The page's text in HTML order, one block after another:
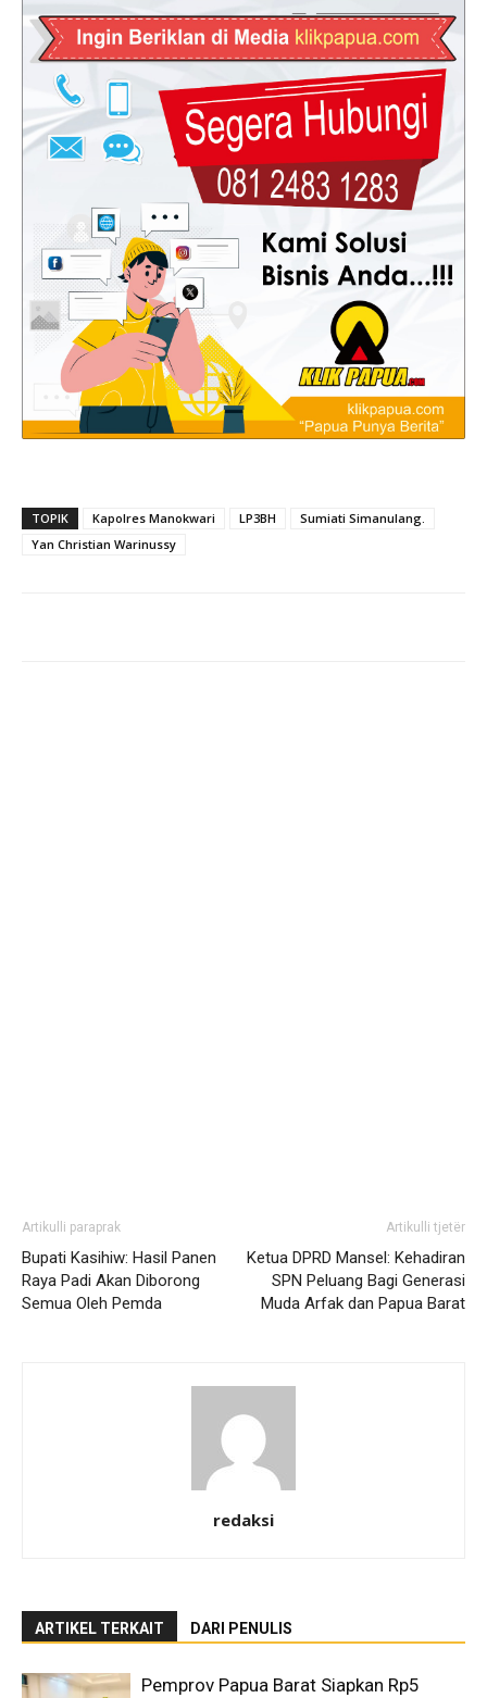
TOPIK Kapolres Manokwari LP3BH
Sumiati Simanulang.
Yan Christian Warinussy
Artikulli paraprak
Bupati Kasihiw: Hasil Panen
Raya Padi Akan Diborong
Semua Oleh Pemda
Artikulli tjetër
Ketua DPRD Mansel: Kehadiran
SPN Peluang Bagi Generasi
Muda Arfak dan Papua Barat
redaksi
ARTIKEL TERKAIT DARI PENULIS
Pemprov Papua Barat Siapkan Rp5